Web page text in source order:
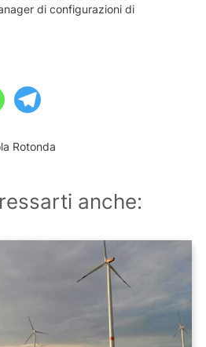
di configurazioni di
Rotonda
anche: